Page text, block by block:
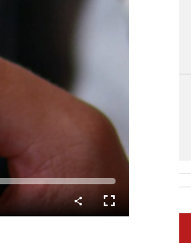
Cijeli
zaslon